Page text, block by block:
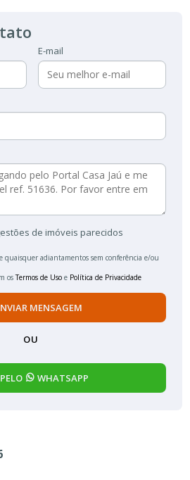
E-mail
de imóveis parecidos
quaisquer adiantamentos sem conferência e/ou
osTermos de Uso e Política de Privacidade
MENSAGEM
OU
WHATSAPP